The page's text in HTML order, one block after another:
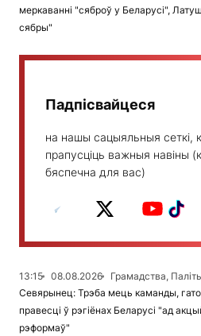
меркаванні "сяброў у Беларусі",
сябры"
Падпісвайцеся
на нашы сацыяльныя сеткі,
прапусціць важныя навіны
бяспечна для вас)
13:15 08.08.2026
Грамадства,
Севярынец: Трэба мець каманды,
правесці ў рэгіёнах Беларусі "ад
рэформаў"